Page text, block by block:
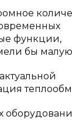
функции,
бы малую